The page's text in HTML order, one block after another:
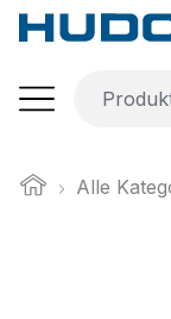
Alle